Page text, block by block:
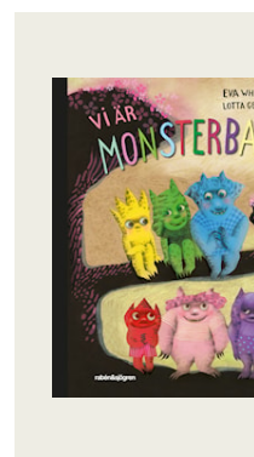
OM BOKEN
Här är ett litet monster
eget sätt.
Hon gör inte som de
henne är det rätt.
Är det dags att kliva in är
som kilar ut.
Hon vill gå sin egen väg,
aldrig slut.
Här möter vi sex små
är precis som vilka barn
(fast monstrigare förstås).